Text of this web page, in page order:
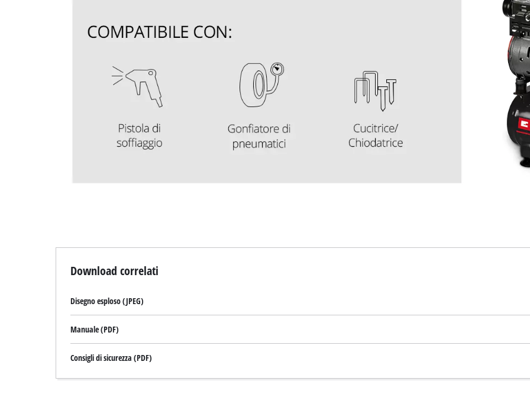
Download correlati
Disegno esploso (JPEG)
Manuale (PDF)
Consigli di sicurezza (PDF)